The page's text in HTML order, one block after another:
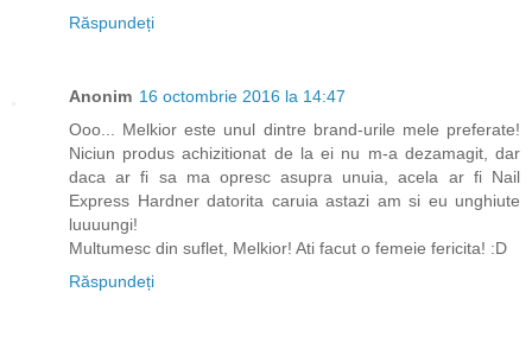
Răspundeți
Anonim 16 octombrie 2016 la 14:47
Ooo... Melkior este unul dintre brand-urile mele preferate!
Niciun produs achizitionat de la ei nu m-a dezamagit, dar
daca ar fi sa ma opresc asupra unuia, acela ar fi Nail
Express Hardner datorita caruia astazi am si eu unghiute
luuuungi!
Multumesc din suflet, Melkior! Ati facut o femeie fericita! :D
Răspundeți